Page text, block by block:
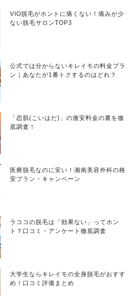
VIO脱毛がホントに痛くない！痛みが少
ない脱毛サロンTOP3
公式では分からないキレイモの料金プラ
ン｜あなたが1番トクするのはどれ？
「恋肌(こいはだ)」の激安料金の裏を徹
底調査！
医療脱毛なのに安い！湘南美容外科の格
安プラン・キャンペーン
ラココの脱毛は「効果ない」ってホン
ト？口コミ・アンケート徹底調査
大学生ならキレイモの全身脱毛がおすす
め！口コミ評価まとめ